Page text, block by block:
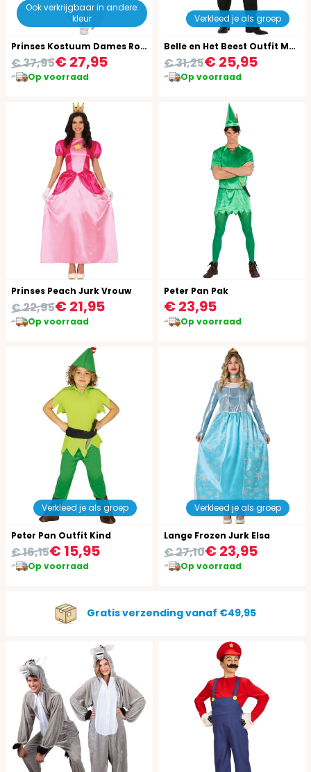
Ook verkrijgbaar in andere:
kleur
Prinses Kostuum Dames Roze
€ 27,95
€ 37,95
Op voorraad
Verkleed je als groep
Belle en Het Beest Outfit Mannen
€ 25,95
€ 31,25
Op voorraad
Prinses Peach Jurk Vrouw
€ 21,95
€ 22,95
Op voorraad
Peter Pan Pak
€ 23,95
Op voorraad
Verkleed je als groep
Peter Pan Outfit Kind
€ 15,95
€ 16,15
Op voorraad
Verkleed je als groep
Lange Frozen Jurk Elsa
€ 23,95
€ 27,10
Op voorraad
Gratis verzending vanaf €49,95